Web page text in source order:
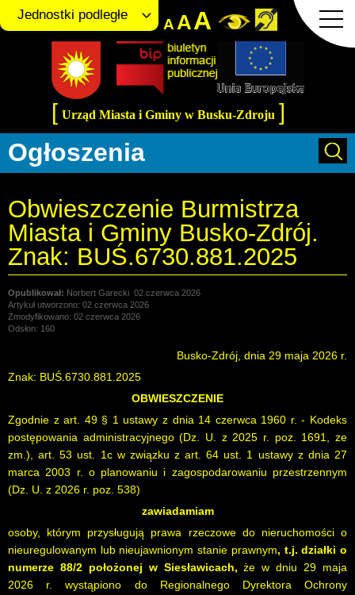
AAA
Jednostki podległe
[ Urząd Miasta i Gminy w Busku-Zdroju ]
Ogłoszenia
Obwieszczenie Burmistrza
Miasta i Gminy Busko-Zdrój.
Znak: BUŚ.6730.881.2025
Norbert Garecki 02 czerwca 2026
Artykuł utworzono: 02 czerwca 2026
Zmodyfikowano: 02 czerwca 2026
Odsłon: 160
Busko-Zdrój, dnia 29 maja 2026 r.
Znak: BUŚ.6730.881.2025
OBWIESZCZENIE
Zgodnie z art. 49 § 1 ustawy z dnia 14 czerwca 1960 r. - Kodeks
postępowania administracyjnego (Dz. U. z 2025 r. poz. 1691, ze
zm.), art. 53 ust. 1c w związku z art. 64 ust. 1 ustawy z dnia 27
marca 2003 r. o planowaniu i zagospodarowaniu przestrzennym
(Dz. U. z 2026 r. poz. 538)
zawiadamiam
osoby, którym przysługują prawa rzeczowe do nieruchomości o
nieuregulowanym lub nieujawnionym stanie prawnym, t.j.działki o
numerze 88/2 położonej w Siesławicach, że w dniu 29 maja
2026 r. wystąpiono do Regionalnego Dyrektora Ochrony